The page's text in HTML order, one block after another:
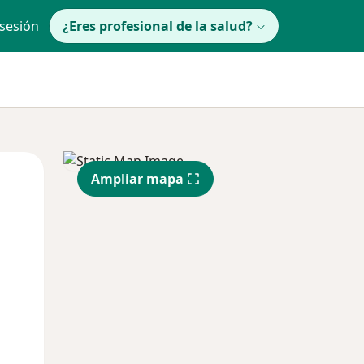
¿Eres profesional de la salud?
Mié
12 Ago
Jue
13 Ago
Ampliar mapa